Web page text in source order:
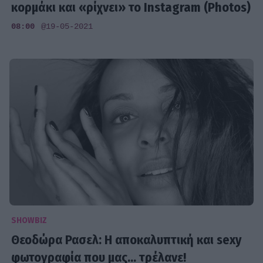
κορμάκι και «ρίχνει» το Instagram (Photos)
08:00 @19-05-2021
SHOWBIZ
Θεοδώρα Ρασελ: Η αποκαλυπτική και sexy
φωτογραφία που μας... τρέλανε!